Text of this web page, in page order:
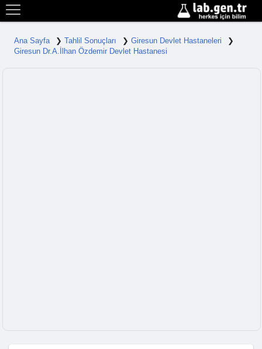
Ana Sayfa Tahlil Sonuçları
Giresun Devlet Hastaneleri
Giresun Dr.A.İlhan Özdemir Devlet Hastanesi